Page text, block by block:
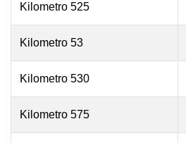
Kilometro 525
Kilometro 53
Kilometro 530
Kilometro 575